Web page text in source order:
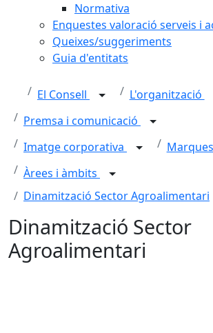
Normativa
Enquestes valoració serveis i
Queixes/suggeriments
Guia d'entitats
El Consell
L'organització
Premsa i comunicació
Imatge corporativa
Àrees i àmbits
Dinamització Sector Agroalimentari
Dinamització Sector
Agroalimentari